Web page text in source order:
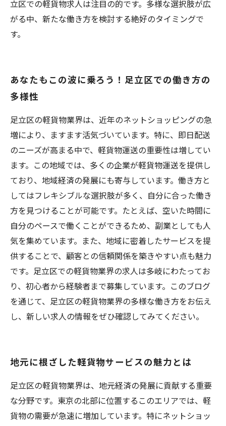
立区での軽貨物求人は注目の的です。多様な選択肢が広
がる中、新たな働き方を検討する絶好のタイミングで
す。
あなたもこの波に乗ろう！足立区での働き方の
多様性
足立区の軽貨物業界は、近年のネットショッピングの急
増により、ますます活気づいています。特に、即日配送
のニーズが高まる中で、軽貨物運送の重要性は増してい
ます。この地域では、多くの企業が軽貨物運送を提供し
ており、地域経済の発展にも寄与しています。働き方と
してはフレキシブルな選択肢が多く、自分に合った働き
方を見つけることが可能です。たとえば、空いた時間に
自分のペースで働くことができるため、副業としても人
気を集めています。また、地域に密着したサービスを提
供することで、顧客との信頼関係を築きやすい点も魅力
です。足立区での軽貨物業界の求人は多岐にわたってお
り、初心者から経験者まで募集しています。このブログ
を通じて、足立区の軽貨物業界の多様な働き方をお伝え
し、新しい求人の情報をぜひ確認してみてください。
地元に根ざした軽貨物サービスの魅力とは
足立区の軽貨物業界は、地元経済の発展に貢献する重要
な分野です。東京の北部に位置するこのエリアでは、軽
貨物の需要が急速に増加しています。特にネットショッ